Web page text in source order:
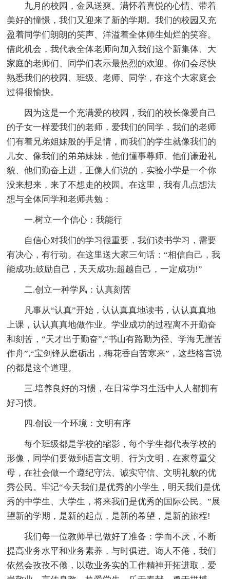
九月的校园，金风送爽。满怀着喜悦的心情、带着
美好的憧憬，我们又迎来了新的学期。我们的校园又充
盈着同学们朗朗的笑声、洋溢着全体师生灿烂的笑容。
借此机会，我代表全体老师向加入我们这个新集体、大
家庭的老师们、同学们表示最热烈的欢迎。你们会尽快
熟悉我们的校园、班级、老师、同学，在这个大家庭会
过得很愉快。
因为这是一个充满爱的校园，我们的校长像爱自己
的子女一样爱我们的老师，爱我们的同学，我们的老师
们有着兄弟姐妹般的手足情，而我们的学生就像我们的
儿女、像我们的弟弟妹妹，他们懂事尊师、他们谦逊礼
貌、他们勤奋上进，正像人们说的，实验小学是一个你
没来想来，来了不想走的校园。在这里，我有几点想法
想与全体同学和老师共勉：
一.树立一个信心：我能行
自信心对我们的学习很重要，我们读书学习，需要
有决心，有行动。在这里送大家三句话：“相信自己，我
能成功;鼓励自己，天天成功;超越自己，一定成功!”
二.创立一种学风：认真刻苦
凡事从“认真”开始，认认真真地读书，认认真真地
上课，认认真真地做作业。学业成功的过程离不开勤奋
和刻苦，“天才出于勤奋”,“书山有路勤为径、学海无崖苦
作舟”,“宝剑锋从磨砺出，梅花香自苦寒来”，这些格言说
的都是这个道理。
三.培养良好的习惯，在日常学习生活中人人都拥有
好习惯。
四.创设一个环境：文明有序
每个班级都是学校的缩影，每个学生都代表学校的
形像，同学们要做到语言文明、行为文明，在家尊重父
母，在社会做一个遵纪守法、诚实守信、文明礼貌的优
秀公民。牢记“今天我们是优秀的小学生，明天我们是优
秀的中学生、大学生，将来我们是优秀的国际公民。”展
望新的学期，是新的起点，是新的希望，是新的旅程!
我们每一位教师早已做好了准备：学而不厌，不断
提高业务水平和业务素养，与时俱进。诲人不倦，我们
依然会孜孜不倦，以敬业务实的工作精神开拓进取，爱